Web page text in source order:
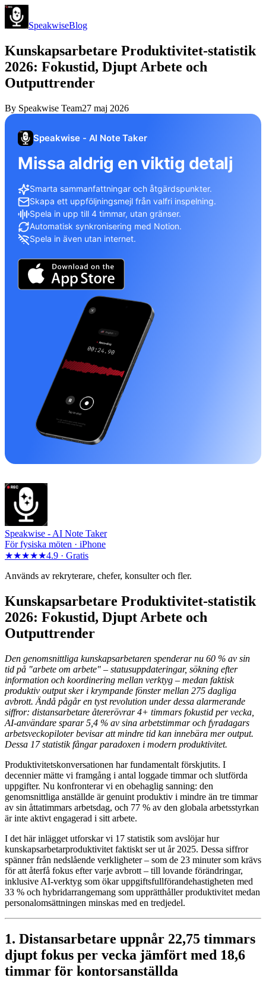
SpeakwiseBlog
Kunskapsarbetare Produktivitet-statistik
2026: Fokustid, Djupt Arbete och
Outputtrender
By Speakwise Team27 maj 2026
Speakwise - AI Note Taker
Missa aldrig en viktig detalj
Smarta sammanfattningar och åtgärdspunkter.
Skapa ett uppföljningsmejl från valfri inspelning.
Spela in upp till 4 timmar, utan gränser.
Automatisk synkronisering med Notion.
Spela in även utan internet.
Speakwise - AI Note Taker
För fysiska möten · iPhone
★★★★★4.9 · Gratis
Används av rekryterare, chefer, konsulter och fler.
Kunskapsarbetare Produktivitet-statistik
2026: Fokustid, Djupt Arbete och
Outputtrender
Den genomsnittliga kunskapsarbetaren spenderar nu 60 % av sin
tid på "arbete om arbete" – statusuppdateringar, sökning efter
information och koordinering mellan verktyg – medan faktisk
produktiv output sker i krympande fönster mellan 275 dagliga
avbrott. Ändå pågår en tyst revolution under dessa alarmerande
siffror: distansarbetare återerövrar 4+ timmars fokustid per vecka,
AI-användare sparar 5,4 % av sina arbetstimmar och fyradagars
arbetsveckopiloter bevisar att mindre tid kan innebära mer output.
Dessa 17 statistik fångar paradoxen i modern produktivitet.
Produktivitetskonversationen har fundamentalt förskjutits. I
decennier mätte vi framgång i antal loggade timmar och slutförda
uppgifter. Nu konfronterar vi en obehaglig sanning: den
genomsnittliga anställde är genuint produktiv i mindre än tre timmar
av sin åttatimmars arbetsdag, och 77 % av den globala arbetsstyrkan
är inte aktivt engagerad i sitt arbete.
I det här inlägget utforskar vi 17 statistik som avslöjar hur
kunskapsarbetarproduktivitet faktiskt ser ut år 2025. Dessa siffror
spänner från nedslående verkligheter – som de 23 minuter som krävs
för att återfå fokus efter varje avbrott – till lovande förändringar,
inklusive AI-verktyg som ökar uppgiftsfullförandehastigheten med
33 % och hybridarrangemang som upprätthåller produktivitet medan
personalomsättningen minskas med en tredjedel.
1. Distansarbetare uppnår 22,75 timmars
djupt fokus per vecka jämfört med 18,6
timmar för kontorsanställda